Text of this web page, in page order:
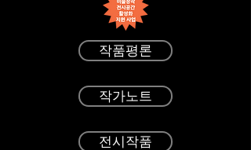
작품평론
작가노트
전시작품